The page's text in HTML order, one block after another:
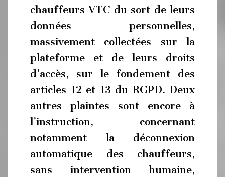
chauffeurs VTC du sort de leurs
données personnelles,
massivement collectées sur la
plateforme et de leurs droits
d’accès, sur le fondement des
articles 12 et 13 du RGPD. Deux
autres plaintes sont encore à
l’instruction, concernant
notamment la déconnexion
automatique des chauffeurs,
sans intervention humaine,